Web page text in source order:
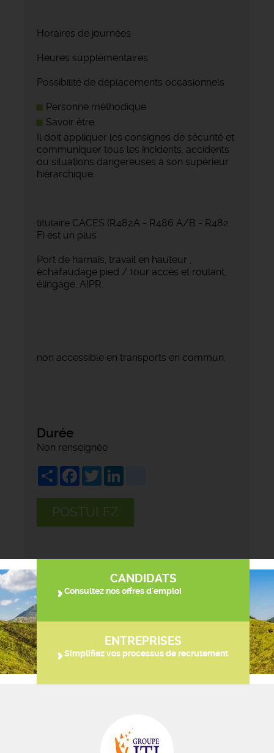
Horaires de journées
Heures supplémentaires
Possibilité de déplacements occasionnels
Personne méthodique
Savoir être.
Il doit appliquer les consignes de sécurité et
communiquer tous les incidents, accidents
ou situations dangereuses à son supérieur
hiérarchique.
titulaire CACES (R482A - R486 A/B - R482
F) est un plus
Port de harnais, travail en hauteur ,
échafaudage pied / tour accès et roulant,
élingage, AIPR.
non accessible en transports en commun.
Durée
Non renseignée
ShareFacebook
Twitter
POSTULEZ
CANDIDATS
Consultez nos offres d'emploi
ENTREPRISES
Simplifiez vos processus de recrutement